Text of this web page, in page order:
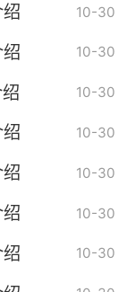
10-30
10-30
10-30
10-30
10-30
10-30
10-30